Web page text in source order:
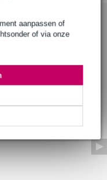
aanpassen of
of via onze